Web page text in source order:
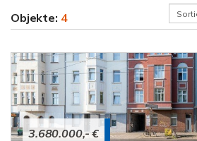
Objekte: 4
3.680.000,- €